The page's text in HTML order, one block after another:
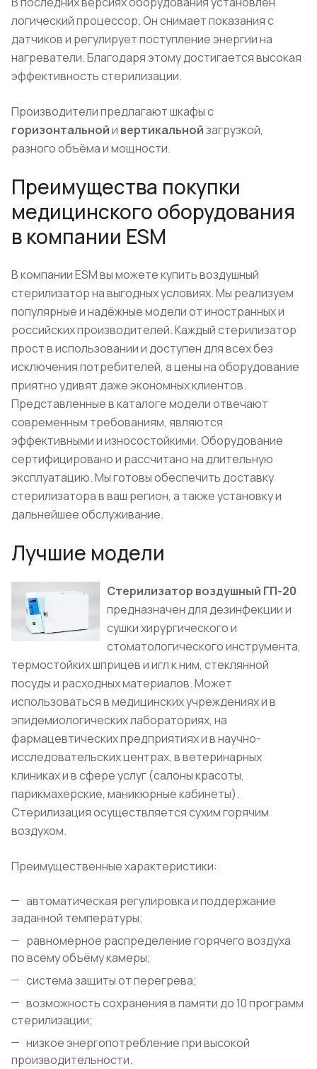
логический процессор. Он снимает показания с
датчиков и регулирует поступление энергии на
нагреватели. Благодаря этому достигается высокая
эффективность стерилизации.
Производители предлагают шкафы с
горизонтальнойи вертикальнойзагрузкой,
разного объёма и мощности.
Преимущества покупки
медицинского оборудования
в компании ESM
В компании ESM вы можете купить воздушный
стерилизатор на выгодных условиях. Мы реализуем
популярные и надёжные модели от иностранных и
российских производителей. Каждый стерилизатор
прост в использовании и доступен для всех без
исключения потребителей, а цены на оборудование
приятно удивят даже экономных клиентов.
Представленные в каталоге модели отвечают
современным требованиям, являются
эффективными и износостойкими. Оборудование
сертифицировано и рассчитано на длительную
эксплуатацию. Мы готовы обеспечить доставку
стерилизатора в ваш регион, а также установку и
дальнейшее обслуживание.
Лучшие модели
Стерилизатор воздушный ГП-20
предназначен для дезинфекции и
сушки хирургического и
стоматологического инструмента,
термостойких шприцев и игл к ним, стеклянной
посуды и расходных материалов. Может
использоваться в медицинских учреждениях и в
эпидемиологических лабораториях, на
фармацевтических предприятиях и в научно-
исследовательских центрах, в ветеринарных
клиниках и в сфере услуг (салоны красоты,
парикмахерские, маникюрные кабинеты).
Стерилизация осуществляется сухим горячим
воздухом.
Преимущественные характеристики:
автоматическая регулировка и поддержание
заданной температуры;
равномерное распределение горячего воздуха
по всему объёму камеры;
система защиты от перегрева;
возможность сохранения в памяти до 10 программ
стерилизации;
низкое энергопотребление при высокой
производительности.